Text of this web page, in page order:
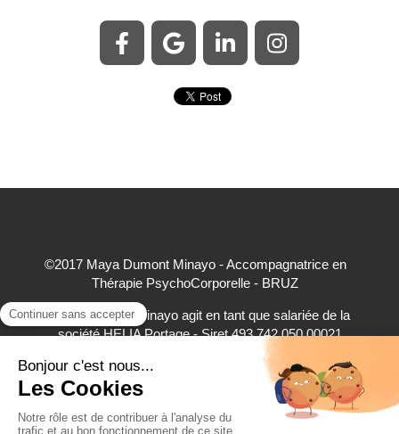
©2017 Maya Dumont Minayo - Accompagnatrice en
Thérapie PsychoCorporelle - BRUZ
Maya Dumont Minayo agit en tant que salariée de la
société HELIA Portage - Siret 493 742 050 00021
accepte à ce titre les règlements par carte bancaire,
virement bancaire et espèces